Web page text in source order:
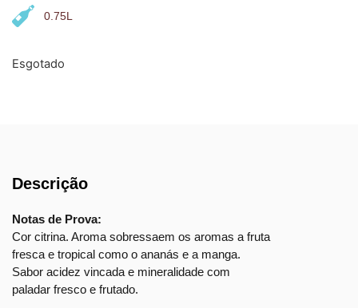
0.75L
Esgotado
Descrição
Notas de Prova:
Cor citrina. Aroma sobressaem os aromas a fruta
fresca e tropical como o ananás e a manga.
Sabor acidez vincada e mineralidade com
paladar fresco e frutado.